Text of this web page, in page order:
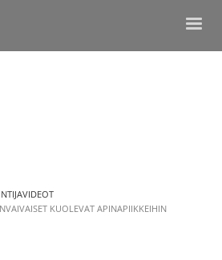
KUOLEVAT APINAPIIKKEIHIN